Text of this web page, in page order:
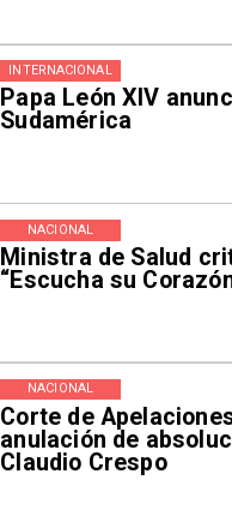
Papa León XIV
Sudamérica
INTERNACIONAL
Ministra de Salud
“Escucha su
NACIONAL
Corte de
anulación de
Claudio Crespo
NACIONAL